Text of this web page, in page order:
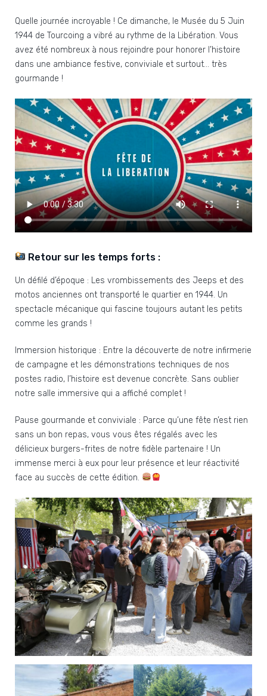
Quelle journée incroyable ! Ce dimanche, le Musée du 5 Juin
1944 de Tourcoing a vibré au rythme de la Libération. Vous
avez été nombreux à nous rejoindre pour honorer l’histoire
dans une ambiance festive, conviviale et surtout… très
gourmande !
Retour sur les temps forts :
Un défilé d’époque : Les vrombissements des Jeeps et des
motos anciennes ont transporté le quartier en 1944. Un
spectacle mécanique qui fascine toujours autant les petits
comme les grands !
Immersion historique : Entre la découverte de notre infirmerie
de campagne et les démonstrations techniques de nos
postes radio, l’histoire est devenue concrète. Sans oublier
notre salle immersive qui a affiché complet !
Pause gourmande et conviviale : Parce qu’une fête n’est rien
sans un bon repas, vous vous êtes régalés avec les
délicieux burgers-frites de notre fidèle partenaire ! Un
immense merci à eux pour leur présence et leur réactivité
face au succès de cette édition.